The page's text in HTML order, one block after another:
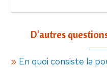
D'autres
En quoi consiste la